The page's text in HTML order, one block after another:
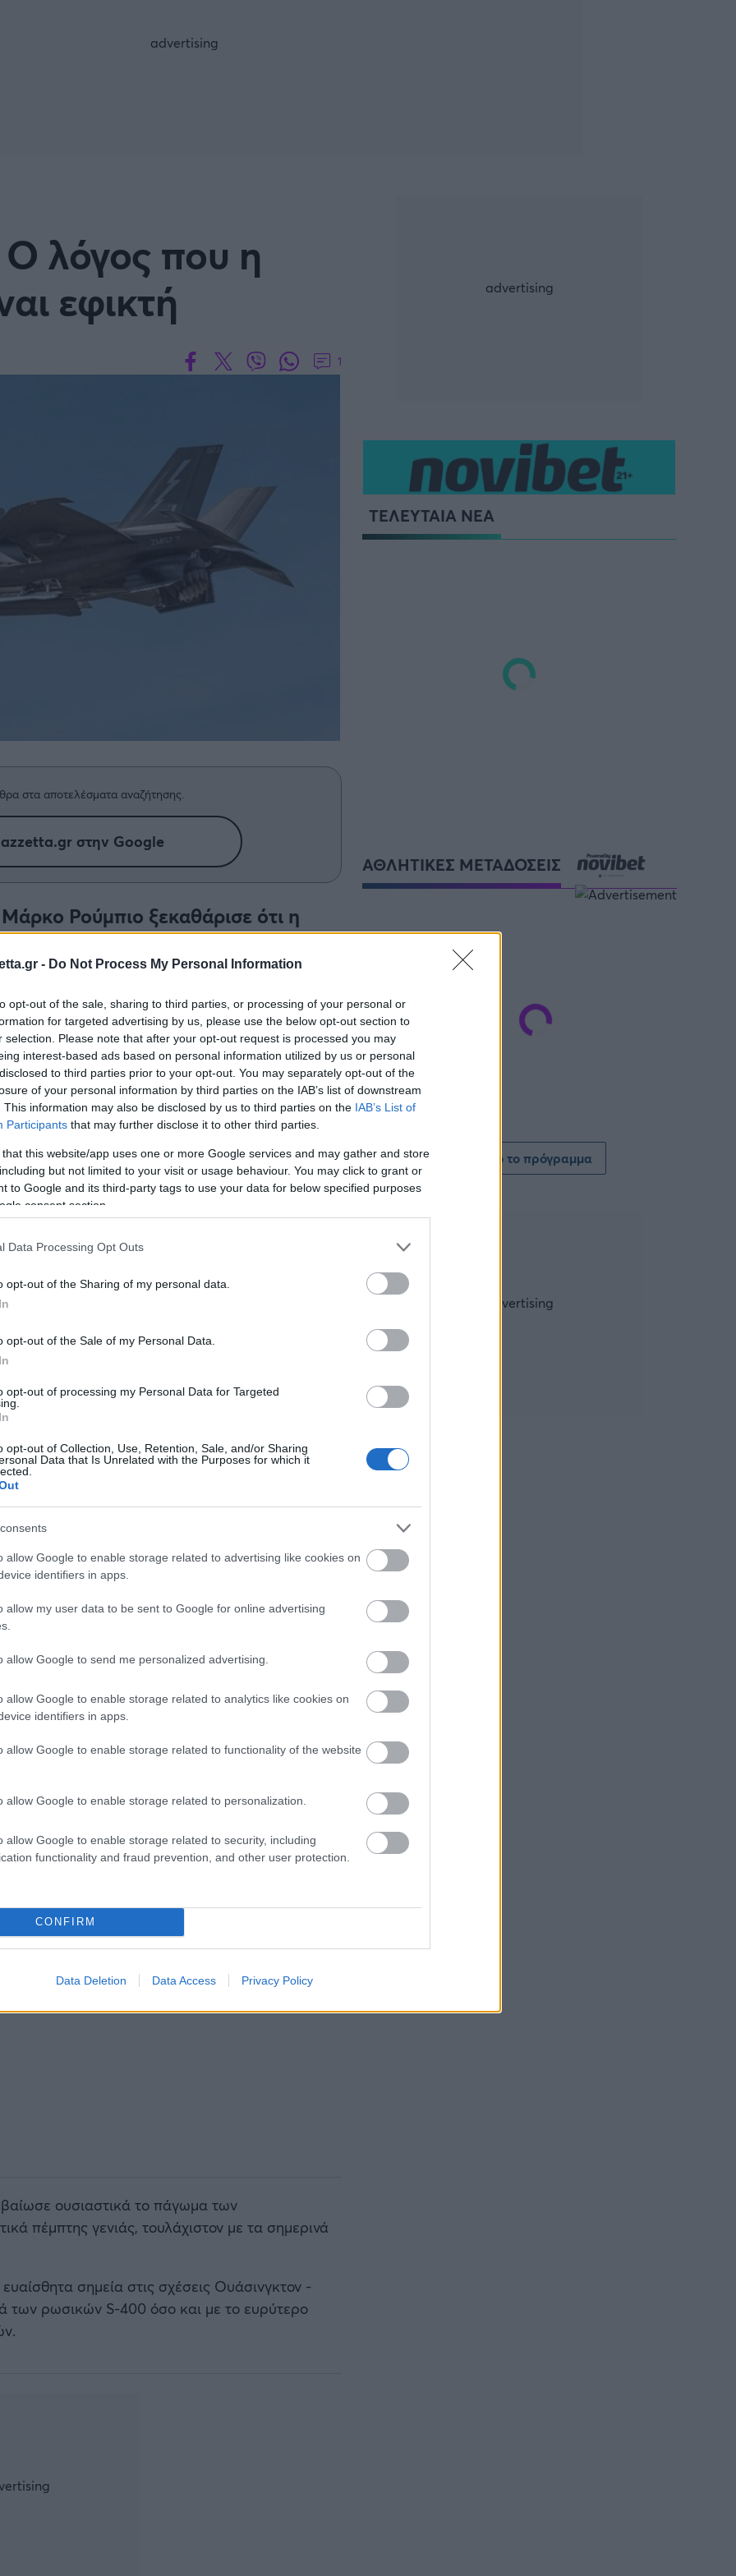
- Do Not Process My Personal Information
opt-out of the sale, sharing to third parties, or processing of your personal or
for targeted advertising by us, please use the below opt-out section to
selection. Please note that after your opt-out request is processed you may
interest-based ads based on personal information utilized by us or personal
to third parties prior to your opt-out. You may separately opt-out of the
of your personal information by third parties on the IAB’s list of downstream
This information may also be disclosed by us to third parties on the IAB’s List of
Participants that may further disclose it to other third parties.
that this website/app uses one or more Google services and may gather and store
but not limited to your visit or usage behaviour. You may click to grant or
to Google and its third-party tags to use your data for below specified purposes
consent section.
Data Processing Opt Outs
opt-out of the Sharing of my personal data.
opt-out of the Sale of my Personal Data.
opt-out of processing my Personal Data for Targeted
opt-out of Collection, Use, Retention, Sale, and/or Sharing
Data that Is Unrelated with the Purposes for which it
allow Google to enable storage related to advertising like cookies on
identifiers in apps.
allow my user data to be sent to Google for online advertising
allow Google to send me personalized advertising.
allow Google to enable storage related to analytics like cookies on
identifiers in apps.
allow Google to enable storage related to functionality of the website
allow Google to enable storage related to personalization.
allow Google to enable storage related to security, including
functionality and fraud prevention, and other user protection.
CONFIRM
Data Deletion Data Access Privacy Policy
Ο λόγος που η
εφικτή
1
στα αποτελέσματα αναζήτησης.
στην Google
Ρούμπιο ξεκαθάρισε ότι η
την επιστροφή της Τουρκίας στο
του προγράμματος των μαχητικών F-35 έστειλε ο
το ισχύον νομικό πλαίσιο της
Διεθνών Υποθέσεων της Βουλής των
το ενδεχόμενο επανένταξης της Άγκυρας στο
πρέσβη στην Τουρκία.
εφικτό, καθώς η Τουρκία εξακολουθεί να
γεγονός που ενεργοποιεί τις προβλέψεις
από συγκεκριμένες διατάξεις του
και από τον νόμο κυρώσεων CAATSA, οι
για την επανένταξη της Τουρκίας στο
ουσιαστικά το πάγωμα των
πέμπτης γενιάς, τουλάχιστον με τα σημερινά
σημεία στις σχέσεις Ουάσινγκτον -
των ρωσικών S-400 όσο και με το ευρύτερο
ΤΕΛΕΥΤΑΙΑ ΝΕΑ
ΑΘΛΗΤΙΚΕΣ ΜΕΤΑΔΟΣΕΙΣ
Δείτε όλο το πρόγραμμα